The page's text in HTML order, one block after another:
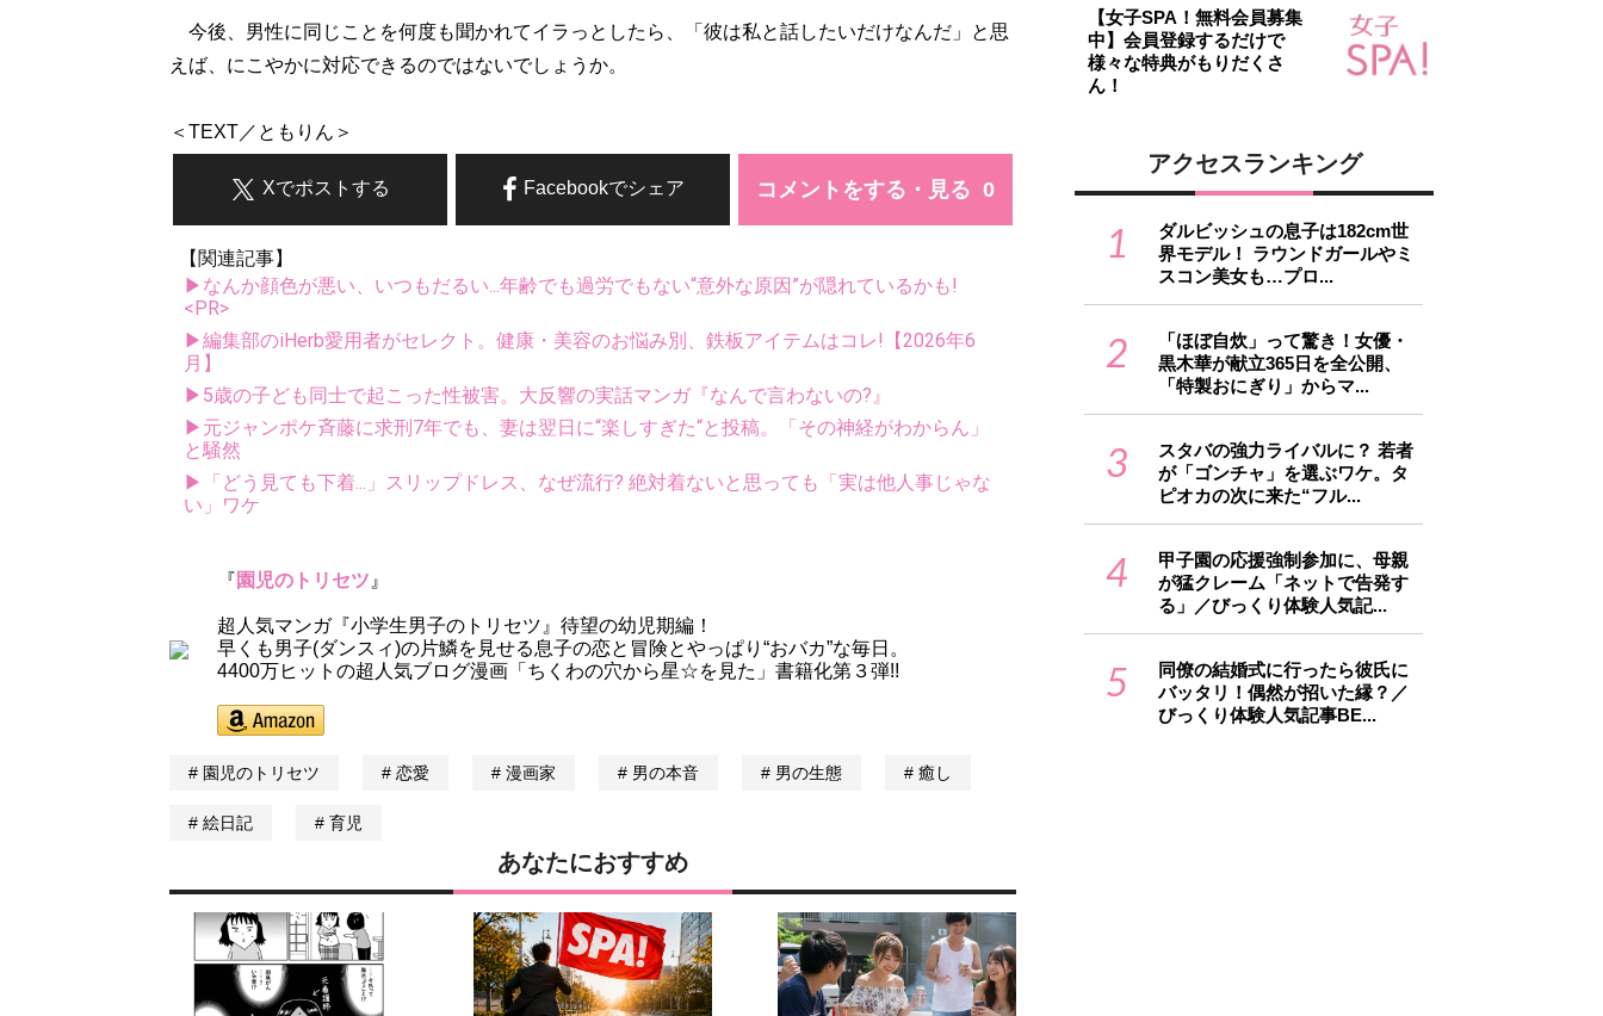
今後、男性に同じことを何度も聞かれてイラっとしたら、「彼は私と話したいだけなんだ」と思
えば、にこやかに対応できるのではないでしょうか。
＜TEXT／ともりん＞
コメントをする・見る
Facebookでシェア
Xでポストする
【関連記事】
▶なんか顔色が悪い、いつもだるい...年齢でも過労でもない“意外な原因”が隠れているかも!
<PR>
▶編集部のiHerb愛用者がセレクト。健康・美容のお悩み別、鉄板アイテムはコレ!【2026年6
月】
▶5歳の子ども同士で起こった性被害。大反響の実話マンガ『なんで言わないの?』
▶元ジャンポケ斉藤に求刑7年でも、妻は翌日に“楽しすぎた“と投稿。「その神経がわからん」
と騒然
▶「どう見ても下着...」スリップドレス、なぜ流行? 絶対着ないと思っても「実は他人事じゃな
い」ワケ
『園児のトリセツ 』
超人気マンガ『小学生男子のトリセツ』待望の幼児期編！
早くも男子(ダンスィ)の片鱗を見せる息子の恋と冒険とやっぱり“おバカ”な毎日。
4400万ヒットの超人気ブログ漫画「ちくわの穴から星☆を見た」書籍化第３弾!!
園児のトリセツ 恋愛 漫画家 男の本音 男の生態 癒し
絵日記 育児
あなたにおすすめ
【女子SPA！無料会員募集
中】会員登録するだけで
様々な特典がもりだくさ
ん！
アクセスランキング
1
ダルビッシュの息子は182cm世
界モデル！ ラウンドガールやミ
スコン美女も…プロ...
2
「ほぼ自炊」って驚き！女優・
黒木華が献立365日を全公開、
「特製おにぎり」からマ...
3
スタバの強力ライバルに？ 若者
が「ゴンチャ」を選ぶワケ。タ
ピオカの次に来た“フル...
4
甲子園の応援強制参加に、母親
が猛クレーム「ネットで告発す
る」／びっくり体験人気記...
5
同僚の結婚式に行ったら彼氏に
バッタリ！偶然が招いた縁？／
びっくり体験人気記事BE...